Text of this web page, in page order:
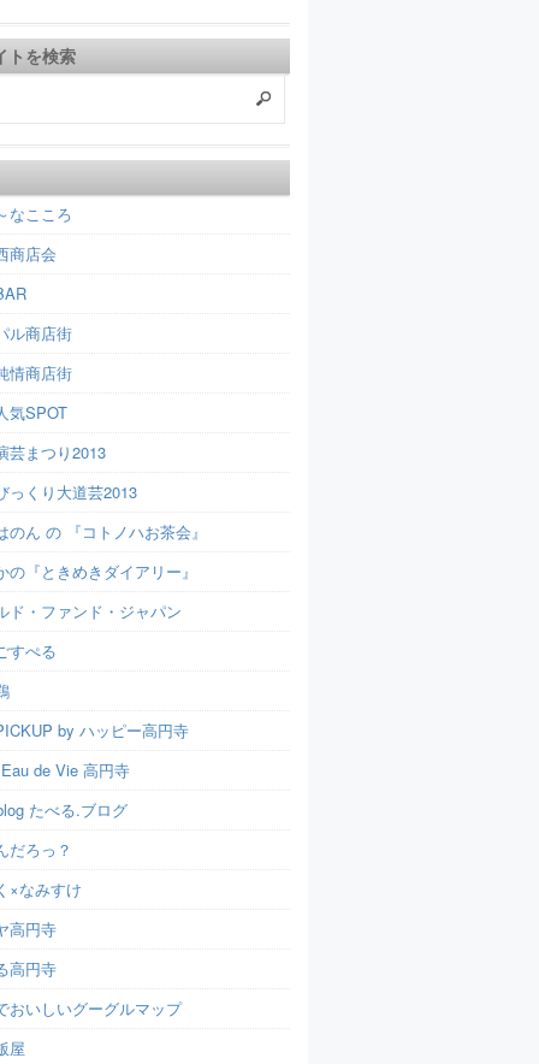
トを検索
なこころ
商店会
ル商店街
情商店街
気SPOT
芸まつり2013
っくり大道芸2013
のん の 『コトノハお茶会』
の『ときめきダイアリー』
ド・ファンド・ジャパン
すぺる
by ハッピー高円寺
de Vie 高円寺
たべる.ブログ
だろっ？
×なみすけ
高円寺
高円寺
おいしいグーグルマップ
屋